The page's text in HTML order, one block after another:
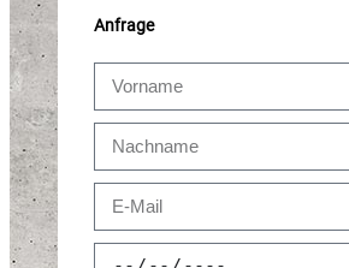
Anfrage